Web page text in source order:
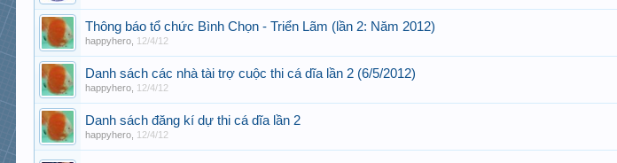
Thông báo tổ chức Bình Chọn - Triển Lãm (lần 2: Năm 2012)
happyhero 12/4/12
Danh sách các nhà tài trợ cuộc thi cá dĩa lần 2 (6/5/2012)
happyhero 12/4/12
Danh sách đăng kí dự thi cá dĩa lần 2
happyhero 12/4/12